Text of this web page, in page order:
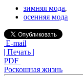
зимняя мода,
осенняя мода
E-mail
| Печать |
PDF
Роскошная жизнь